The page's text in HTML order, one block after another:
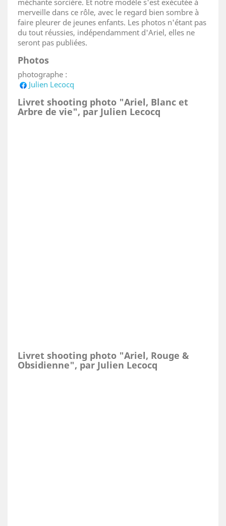
merveille dans ce rôle, avec le regard bien sombre à
faire pleurer de jeunes enfants. Les photos n'étant pas
du tout réussies, indépendamment d'Ariel, elles ne
seront pas publiées.
Photos
photographe :
Julien Lecocq
Livret shooting photo "Ariel, Blanc et
Arbre de vie", par Julien Lecocq
Livret shooting photo "Ariel, Rouge &
Obsidienne", par Julien Lecocq